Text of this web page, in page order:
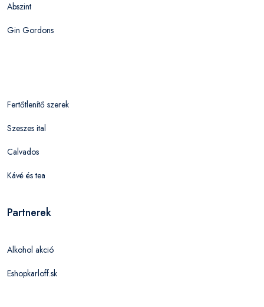
Abszint
Gin Gordons
Fertőtlenítő szerek
Szeszes ital
Calvados
Kávé és tea
Partnerek
Alkohol akció
Eshopkarloff.sk